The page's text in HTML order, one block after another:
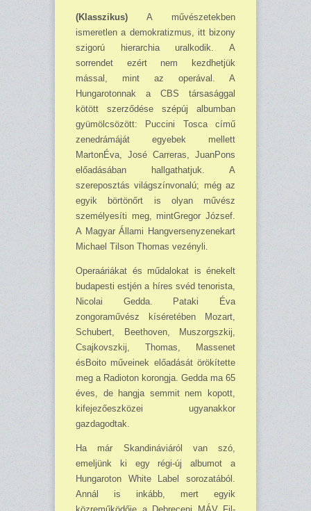
(Klasszikus) A művészetekben
ismeretlen a demokratizmus, itt bizony
szigorú hierarchia uralkodik. A
sorrendet ezért nem kezdhetjük
mással, mint az operával. A
Hungarotonnak a CBS társasággal
kötött szerződése szépúj albumban
gyümölcsözött: Puccini Tosca című
zene­drámáját egyebek mellett
MartonÉva, José Carreras, JuanPons
előadásában hallgathatjuk. A
szereposztás világszínvonalú; még az
egyik börtönőrt is olyan művész
személyesíti meg, mintGregor József.
A Magyar Állami Hangversenyzenekart
Michael Tilson Thomas vezényli.
Operaáriákat és műdalokat is énekelt
budapesti estjén a híres svéd tenorista,
Nicolai Gedda. Pataki Éva
zongoraművész kíséretében Mozart,
Schubert, Beethoven, Muszorgszkij,
Csaj­kovszkij, Thomas, Massenet
ésBoito műveinek előadását örökítette
meg a Radioton korongja. Gedda ma 65
éves, de hangja semmit nem kopott,
kifejezőeszközei ugyanakkor
gazdagodtak.
Ha már Skandináviáról van szó,
emeljünk ki egy régi-új albumot a
Hungaroton White Label sorozatából.
Annál is inkább, mert egyik